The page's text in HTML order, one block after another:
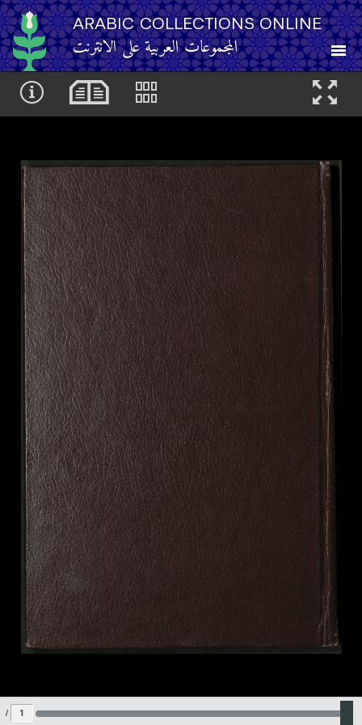
ARABIC COLLECTIONS ONLINE
المجموعات العربية على الانترنت
About
Browse
Browse by Category
Search